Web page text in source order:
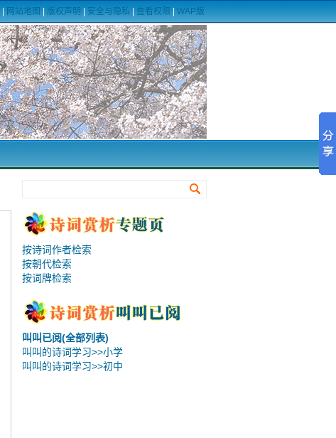
网站地图 版权声明 安全与隐私 查看权限 WAP版
按诗词作者检索
按朝代检索
按词牌检索
叫叫已阅(全部列表)
叫叫的诗词学习>>小学
叫叫的诗词学习>>初中